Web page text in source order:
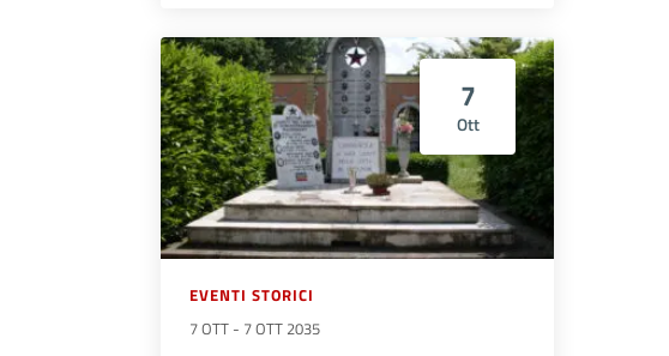
7
Ott
EVENTI STORICI
7 OTT - 7 OTT 2035